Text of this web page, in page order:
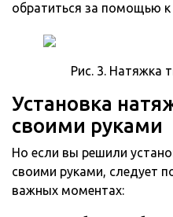
обратиться за помощью к
Рис. 3. Натяжка
Установка
своими руками
Но если вы решили
своими руками, следует
важных моментах: